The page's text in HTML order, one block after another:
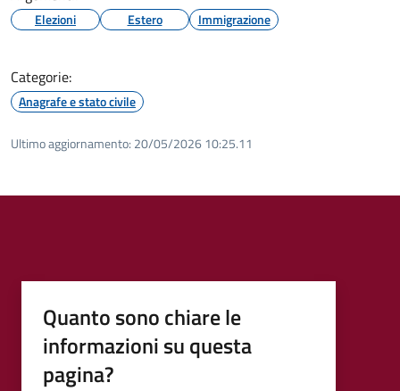
Elezioni Estero Immigrazione
Categorie:
Anagrafe e stato civile
Ultimo aggiornamento: 20/05/2026 10:25.11
Quanto sono chiare le
informazioni su questa
pagina?